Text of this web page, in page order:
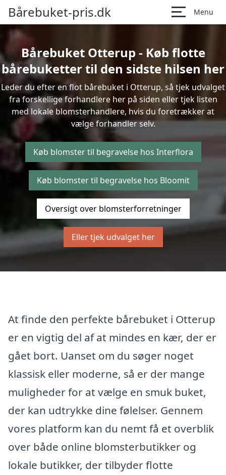
Bårebuket-pris.dk Menu
Bårebuket Otterup - Køb flotte
bårebuketter til den sidste hilsen her
Leder du efter en flot bårebuket i Otterup, så tjek udvalget
fra forskellige forhandlere her på siden eller tjek listen
med lokale blomsterhandlere, hvis du foretrækker at
vælge forhandler selv.
Køb blomster til begravelse hos Interflora
Køb blomster til begravelse hos Bloomit
Oversigt over blomsterforretninger
Eller tjek udvalget her
At finde den perfekte bårebuket i Otterup
er en vigtig del af at mindes en kær, der er
gået bort. Uanset om du søger noget
klassisk eller moderne, så er der mange
muligheder for at vælge en smuk buket,
der kan udtrykke dine følelser. Gennem
vores platform kan du nemt få et overblik
over både online blomsterbutikker og
lokale butikker, der tilbyder flotte